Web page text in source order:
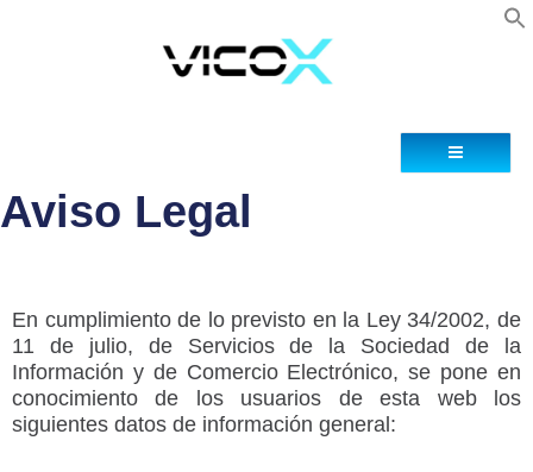
Aviso Legal
En cumplimiento de lo previsto en la Ley 34/2002, de
11 de julio, de Servicios de la Sociedad de la
Información y de Comercio Electrónico, se pone en
conocimiento de los usuarios de esta web los
siguientes datos de información general: